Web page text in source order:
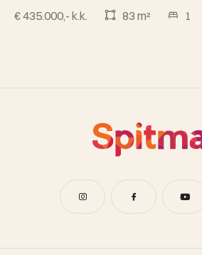
€ 435.000,- k.k. 83 m² 1